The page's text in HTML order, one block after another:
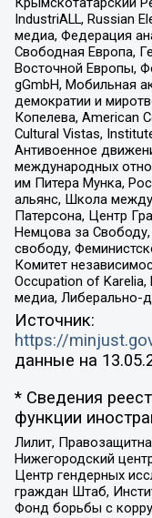
IndustriALL, Russian
медиа, Федерация
Свободная Европа,
Восточной Европы,
gGmbH, Мобильная
демократии и
Копелева, American
Cultural Vistas,
Антивоенное
международных
им Питера Мунка,
альянс, Школа
Патерсона, Центр
Немцова за
свободу,
Комитет
Occupation of
медиа, Либерально-
Источник:
https://
данные на
* Сведения
функции
Лилит,
Нижегородский
Центр гендерных
граждан Штаб,
Фонд борьбы с